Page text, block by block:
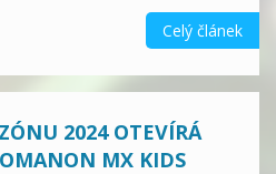
Celý článek
2024 OTEVÍRÁ
MX KIDS